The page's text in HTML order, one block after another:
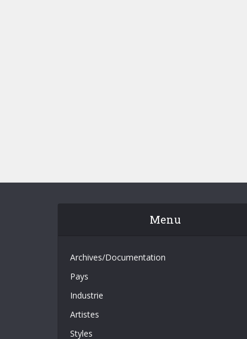
Menu
Archives/Documentation
Pays
Industrie
Artistes
Styles